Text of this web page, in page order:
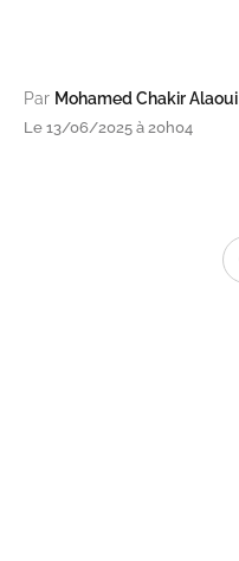
Par Mohamed Chakir Alaoui
Le 13/06/2025 à 20h04